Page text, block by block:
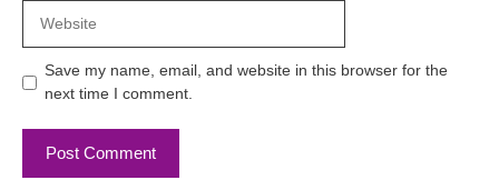
Save my name, email, and website in this browser for the
next time I comment.